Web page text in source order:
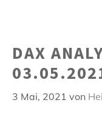
DAX
3 Mai, 2021 von